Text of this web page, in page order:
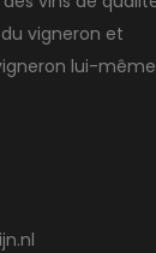
vigneron et
lui-